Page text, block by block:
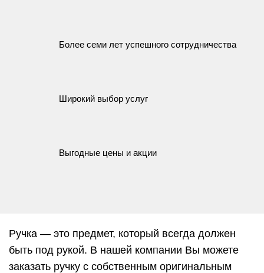
Более семи лет успешного сотрудничества
Широкий выбор услуг
Выгодные цены и акции
Ручка — это предмет, который всегда должен
быть под рукой. В нашей компании Вы можете
заказать ручку с собственным оригинальным